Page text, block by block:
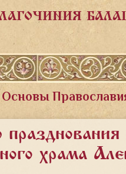
Основы
храма